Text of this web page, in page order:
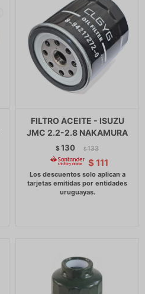
FILTRO ACEITE - ISUZU
JMC 2.2-2.8 NAKAMURA
$130 $ 133
$ 111